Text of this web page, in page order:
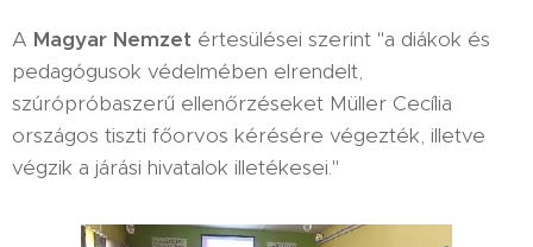
A Magyar Nemzet értesülései szerint "a diákok és
pedagógusok védelmében elrendelt,
szúrópróbaszerű ellenőrzéseket Müller Cecília
országos tiszti főorvos kérésére végezték, illetve
végzik a járási hivatalok illetékesei."